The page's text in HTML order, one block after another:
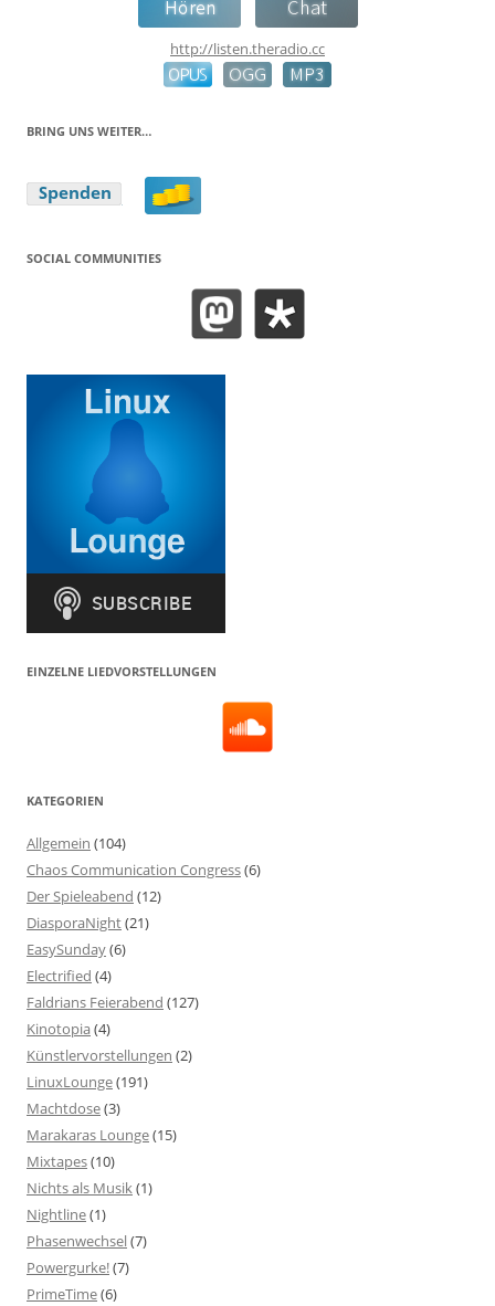
http://listen.theradio.cc
BRING UNS WEITER…
SOCIAL COMMUNITIES
EINZELNE LIEDVORSTELLUNGEN
KATEGORIEN
Allgemein (104)
Chaos Communication Congress(6)
Der Spieleabend (12)
DiasporaNight(21)
EasySunday(6)
Electrified (4)
Faldrians Feierabend (127)
Kinotopia(4)
Künstlervorstellungen (2)
LinuxLounge(191)
Machtdose(3)
Marakaras Lounge(15)
Mixtapes(10)
Nichts als Musik(1)
Nightline(1)
Phasenwechsel(7)
Powergurke!(7)
PrimeTime(6)